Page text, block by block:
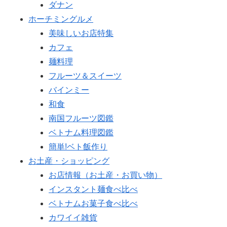
ダナン
ホーチミングルメ
美味しいお店特集
カフェ
麺料理
フルーツ＆スイーツ
バインミー
和食
南国フルーツ図鑑
ベトナム料理図鑑
簡単!ベト飯作り
お土産・ショッピング
お店情報（お土産・お買い物）
インスタント麺食べ比べ
ベトナムお菓子食べ比べ
カワイイ雑貨